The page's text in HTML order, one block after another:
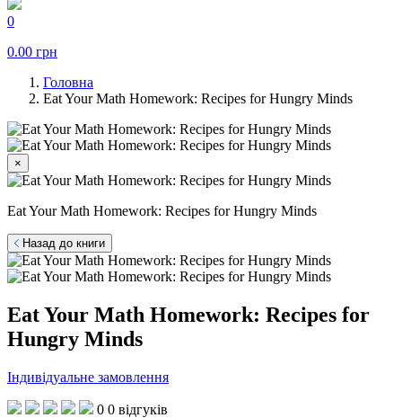
0
0.00 грн
Головна
Eat Your Math Homework: Recipes for Hungry Minds
×
Eat Your Math Homework: Recipes for Hungry Minds
Назад до книги
Eat Your Math Homework: Recipes for
Hungry Minds
Індивідуальне замовлення
0 0 відгуків